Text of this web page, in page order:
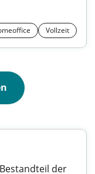
Vollzeit
der